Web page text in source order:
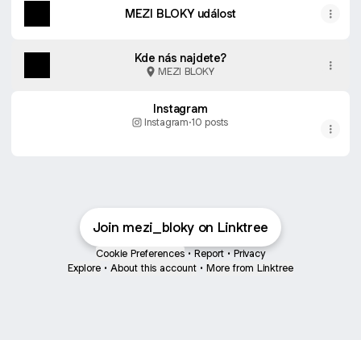
MEZI BLOKY událost
Kde nás najdete?
MEZI BLOKY
Instagram
Instagram·10 posts
Join mezi_bloky on Linktree
Cookie Preferences • Report • Privacy
Explore • About this account • More from Linktree